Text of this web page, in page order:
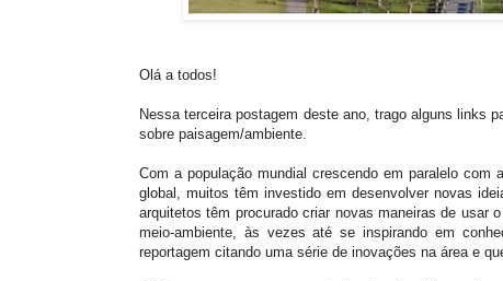
Olá a todos!
Nessa terceira postagem deste ano, trago alguns links
sobre paisagem/ambiente.
Com a população mundial crescendo em paralelo com
global, muitos têm investido em desenvolver novas
arquitetos têm procurado criar novas maneiras de
meio-ambiente, às vezes até se inspirando em
reportagem citando uma série de inovações na área e